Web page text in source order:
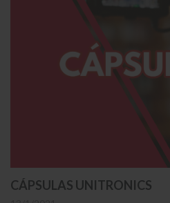
CÁPSULAS UNITRONICS